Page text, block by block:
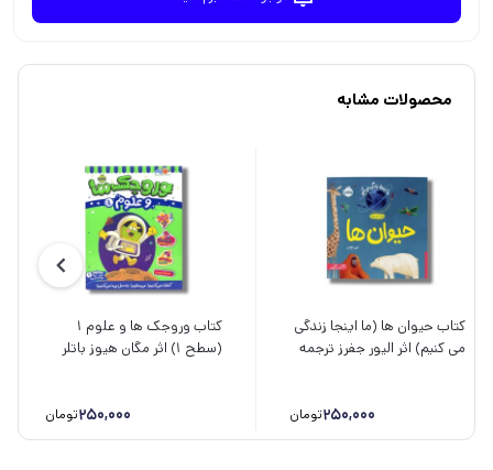
محصولات مشابه
کتاب حیوان ها (ما اینجا زندگی
می کنیم) اثر الیور جفرز ترجمه
250,000تومان
کتاب وروجک ها و علوم 1
(سطح 1) اثر مگان هیوز باتلر
250,000تومان